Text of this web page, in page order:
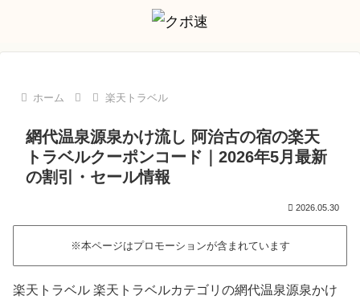
ホーム 楽天トラベル
網代温泉源泉かけ流し 阿治古の宿の楽天
トラベルクーポンコード｜2026年5月最新
の割引・セール情報
2026.05.30
※本ページはプロモーションが含まれています
楽天トラベル 楽天トラベルカテゴリの網代温泉源泉かけ